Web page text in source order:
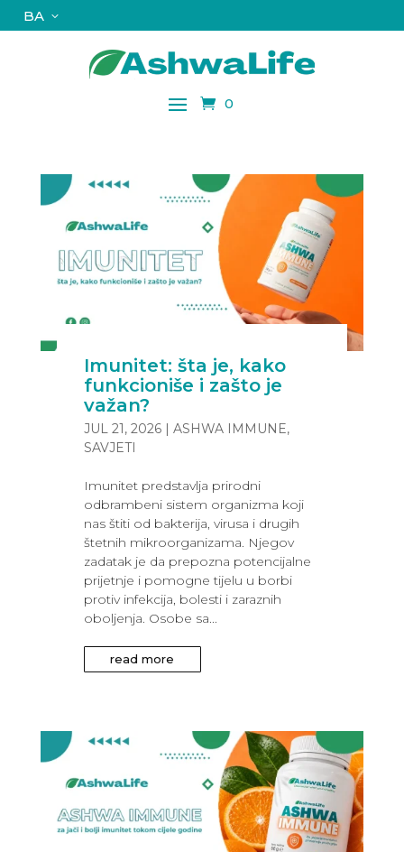
BA
0
Imunitet: šta je, kako
funkcioniše i zašto je
važan?
JUL 21, 2026| ASHWA IMMUNE,
SAVJETI
Imunitet predstavlja prirodni
odbrambeni sistem organizma koji
nas štiti od bakterija, virusa i drugih
štetnih mikroorganizama. Njegov
zadatak je da prepozna potencijalne
prijetnje i pomogne tijelu u borbi
protiv infekcija, bolesti i zaraznih
oboljenja. Osobe sa...
read more